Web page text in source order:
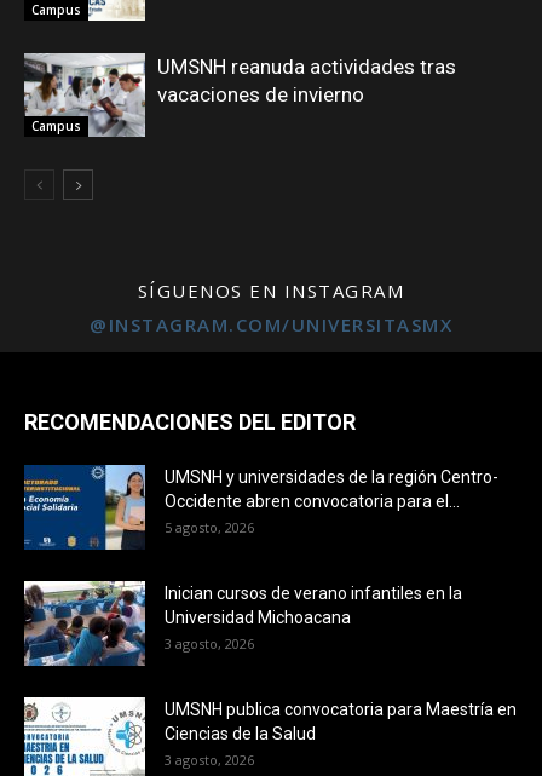
Campus
Campus
UMSNH reanuda actividades tras
vacaciones de invierno
SÍGUENOS EN INSTAGRAM
@INSTAGRAM.COM/UNIVERSITASMX
RECOMENDACIONES DEL EDITOR
UMSNH y universidades de la región Centro-
Occidente abren convocatoria para el...
5 agosto, 2026
Inician cursos de verano infantiles en la
Universidad Michoacana
3 agosto, 2026
UMSNH publica convocatoria para Maestría en
Ciencias de la Salud
3 agosto, 2026